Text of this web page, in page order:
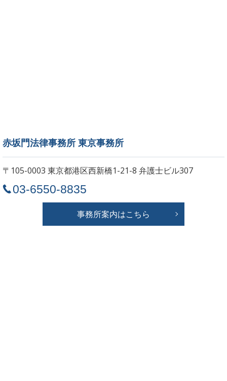
赤坂門法律事務所 東京事務所
〒105-0003 東京都港区西新橋1-21-8 弁護士ビル307
03-6550-8835
事務所案内はこちら